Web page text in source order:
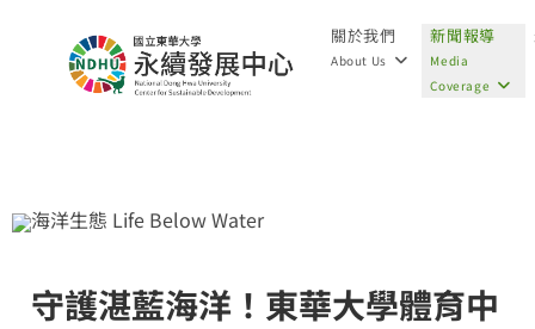
關於我們
About Us
新聞報導
Media
Coverage
海洋生態 Life Below Water
守護湛藍海洋！東華大學體育中